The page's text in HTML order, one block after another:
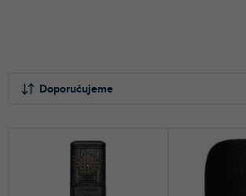
Doporučujeme
NEJPRODÁVANĚJŠÍ